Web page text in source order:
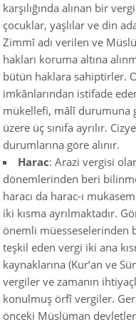
karşılığında alınan bir
çocuklar, yaşlılar ve din
Zimmî adı verilen ve
hakları koruma altına
bütün haklara sahiptirler.
imkânlarından istifade
mükellefi, mâlî durumuna
üzere üç sınıfa ayrılır.
durumlarına göre alınır.
Harac: Arazi vergisi
dönemlerinden beri
haracı da harac-ı
iki kısma ayrılmaktadır.
önemli müesseselerinden
teşkil eden vergi iki ana
kaynaklarına (Kur’an ve
vergiler ve zamanın
konulmuş örfî vergiler.
önceki Müslüman